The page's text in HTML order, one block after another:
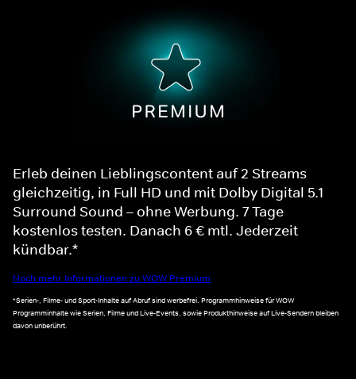
Erleb deinen Lieblingscontent auf 2 Streams
gleichzeitig, in Full HD und mit Dolby Digital 5.1
Surround Sound – ohne Werbung. 7 Tage
kostenlos testen. Danach 6 € mtl. Jederzeit
kündbar.*
Noch mehr Informationen zu WOW Premium
*Serien-, Filme- und Sport-Inhalte auf Abruf sind werbefrei. Programmhinweise für WOW
Programminhalte wie Serien, Filme und Live-Events, sowie Produkthinweise auf Live-Sendern bleiben
davon unberührt.